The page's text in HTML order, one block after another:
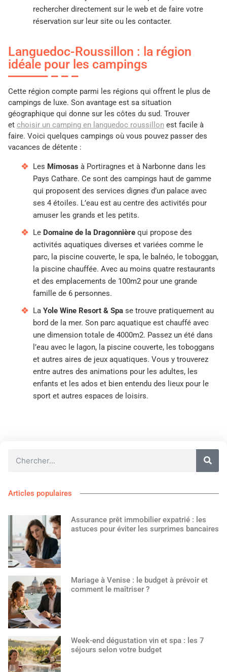
rechercher directement sur le web et de faire votre
réservation sur leur site ou les contacter.
Languedoc-Roussillon : la région
idéale pour les campings
Cette région compte parmi les régions qui offrent le plus de
campings de luxe. Son avantage est sa situation
géographique qui donne sur les côtes du sud. Trouver
et choisir un camping en languedoc roussillon est facile à
faire. Voici quelques campings où vous pouvez passer des
vacances de détente :
Les Mimosas à Portiragnes et à Narbonne dans les
Pays Cathare. Ce sont des campings haut de gamme
qui proposent des services dignes d’un palace avec
ses 4 étoiles. L’eau est au centre des activités pour
amuser les grands et les petits.
Le Domaine de la Dragonnière qui propose des
activités aquatiques diverses et variées comme le
parc, la piscine couverte, le spa, le balnéo, le toboggan,
la piscine chauffée. Avec au moins quatre restaurants
et des emplacements de 100m2 pour une grande
famille de 6 personnes.
La Yole Wine Resort & Spa se trouve pratiquement au
bord de la mer. Son parc aquatique est chauffé avec
une dimension totale de 4000m2. Passez un été dans
l’eau avec le lagon, la piscine couverte, les toboggans
et autres aires de jeux aquatiques. Vous y trouverez
entre autres des animations pour les adultes, les
enfants et les ados et bien entendu des lieux pour le
sport et autres espaces de loisirs.
Articles populaires
Assurance prêt immobilier expatrié : les
astuces pour éviter les surprimes bancaires
Mariage à Venise : le budget à prévoir et
comment le maîtriser ?
Week-end dégustation vin et spa : les 7
séjours selon votre budget